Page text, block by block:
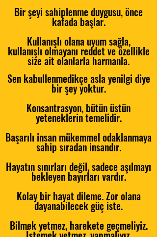
Bir şeyi sahiplenme duygusu, önce
kafada başlar.
Kullanışlı olana uyum sağla,
kullanışlı olmayanı reddet ve özellikle
size ait olanlarla harmanla.
Sen kabullenmedikçe asla yenilgi diye
bir şey yoktur.
​Konsantrasyon, bütün üstün
yeteneklerin temelidir.
Başarılı insan mükemmel odaklanmaya
sahip sıradan insandır.
Hayatın sınırları değil, sadece aşılmayı
bekleyen bayırları vardır.
Kolay bir hayat dileme. Zor olana
dayanabilecek güç iste.
Bilmek yetmez, harekete geçmeliyiz.